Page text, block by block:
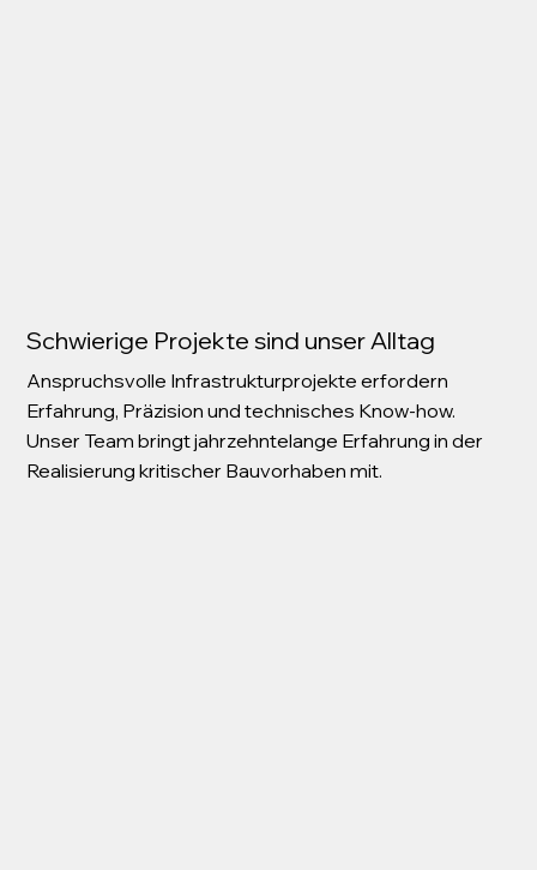
Schwierige Projekte sind unser Alltag
Anspruchsvolle Infrastrukturprojekte erfordern
Erfahrung, Präzision und technisches Know-how.
Unser Team bringt jahrzehntelange Erfahrung in der
Realisierung kritischer Bauvorhaben mit.